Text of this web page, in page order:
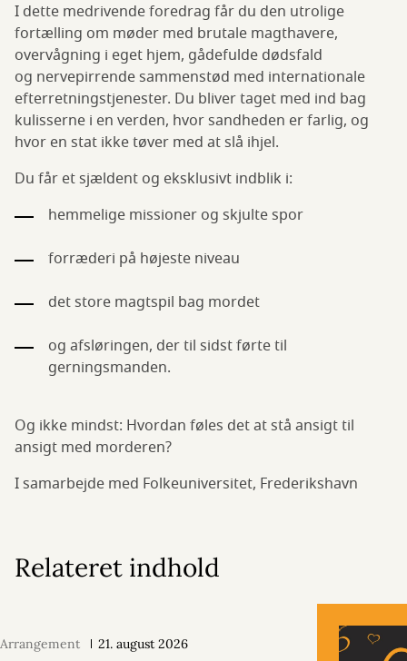
I dette medrivende foredrag får du den utrolige
fortælling om møder med brutale magthavere,
overvågning i eget hjem, gådefulde dødsfald
og nervepirrende sammenstød med internationale
efterretningstjenester. Du bliver taget med ind bag
kulisserne i en verden, hvor sandheden er farlig, og
hvor en stat ikke tøver med at slå ihjel.
Du får et sjældent og eksklusivt indblik i:
hemmelige missioner og skjulte spor
forræderi på højeste niveau
det store magtspil bag mordet
og afsløringen, der til sidst førte til
gerningsmanden.
Og ikke mindst: Hvordan føles det at stå ansigt til
ansigt med morderen?
I samarbejde med Folkeuniversitet, Frederikshavn
Relateret indhold
Arrangement 21. august 2026